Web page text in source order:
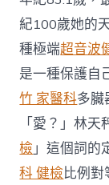
紀100歲她的
種極端超音波
是一種保護自
竹 家醫科多臟
「愛？」林
檢」這個詞的
科 健檢比例